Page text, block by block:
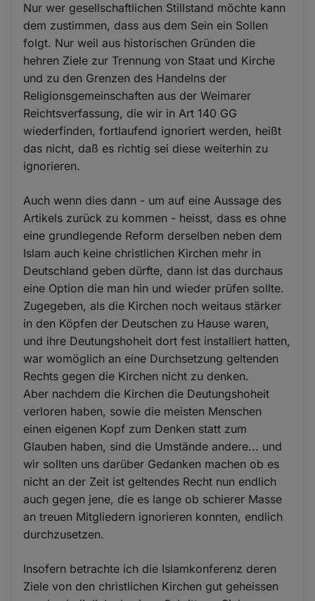
Nur wer gesellschaftlichen Stillstand möchte kann
dem zustimmen, dass aus dem Sein ein Sollen
folgt. Nur weil aus historischen Gründen die
hehren Ziele zur Trennung von Staat und Kirche
und zu den Grenzen des Handelns der
Religionsgemeinschaften aus der Weimarer
Reichtsverfassung, die wir in Art 140 GG
wiederfinden, fortlaufend ignoriert werden, heißt
das nicht, daß es richtig sei diese weiterhin zu
ignorieren.
Auch wenn dies dann - um auf eine Aussage des
Artikels zurück zu kommen - heisst, dass es ohne
eine grundlegende Reform derselben neben dem
Islam auch keine christlichen Kirchen mehr in
Deutschland geben dürfte, dann ist das durchaus
eine Option die man hin und wieder prüfen sollte.
Zugegeben, als die Kirchen noch weitaus stärker
in den Köpfen der Deutschen zu Hause waren,
und ihre Deutungshoheit dort fest installiert hatten,
war womöglich an eine Durchsetzung geltenden
Rechts gegen die Kirchen nicht zu denken.
Aber nachdem die Kirchen die Deutungshoheit
verloren haben, sowie die meisten Menschen
einen eigenen Kopf zum Denken statt zum
Glauben haben, sind die Umstände andere... und
wir sollten uns darüber Gedanken machen ob es
nicht an der Zeit ist geltendes Recht nun endlich
auch gegen jene, die es lange ob schierer Masse
an treuen Mitgliedern ignorieren konnten, endlich
durchzusetzen.
Insofern betrachte ich die Islamkonferenz deren
Ziele von den christlichen Kirchen gut geheissen